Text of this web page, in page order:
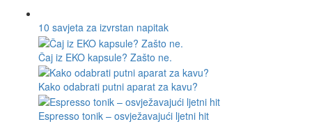
10 savjeta za izvrstan napitak
Čaj iz EKO kapsule? Zašto ne.
Kako odabrati putni aparat za kavu?
Espresso tonik – osvježavajući ljetni hit